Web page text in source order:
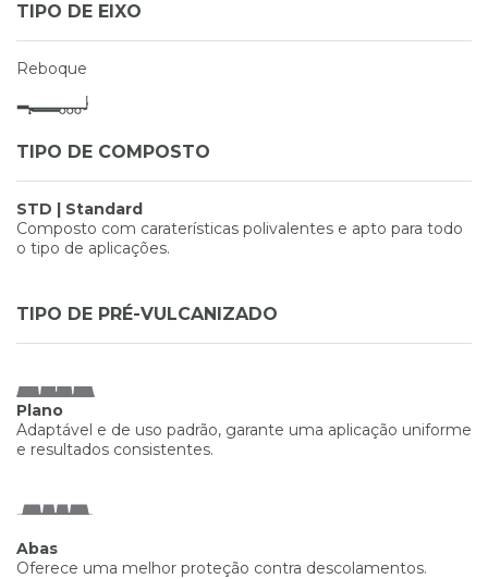
TIPO DE EIXO
Reboque
TIPO DE COMPOSTO
STD | Standard
Composto com caraterísticas polivalentes e apto para todo
o tipo de aplicações.
TIPO DE PRÉ-VULCANIZADO
Plano
Adaptável e de uso padrão, garante uma aplicação uniforme
e resultados consistentes.
Abas
Oferece uma melhor proteção contra descolamentos.